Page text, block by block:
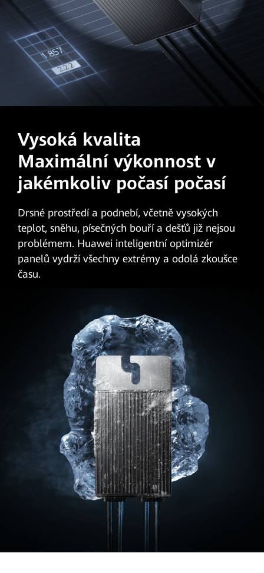
Vysoká kvalita
Maximální výkonnost v
jakémkoliv počasí počasí
Drsné prostředí a podnebí, včetně vysokých
teplot, sněhu, písečných bouří a dešťů již nejsou
problémem. Huawei inteligentní optimizér
panelů vydrží všechny extrémy a odolá zkoušce
času.